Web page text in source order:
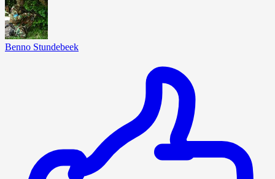
Benno Stundebeek